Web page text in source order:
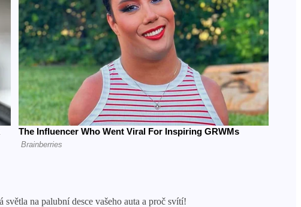
na palubní desce vašeho auta a proč svítí!